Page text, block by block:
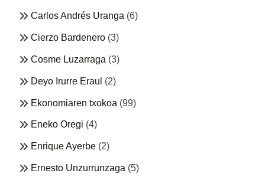
Carlos Andrés Uranga (6)
Cierzo Bardenero (3)
Cosme Luzarraga (3)
Deyo Irurre Eraul (2)
Ekonomiaren txokoa (99)
Eneko Oregi (4)
Enrique Ayerbe (2)
Ernesto Unzurrunzaga (5)